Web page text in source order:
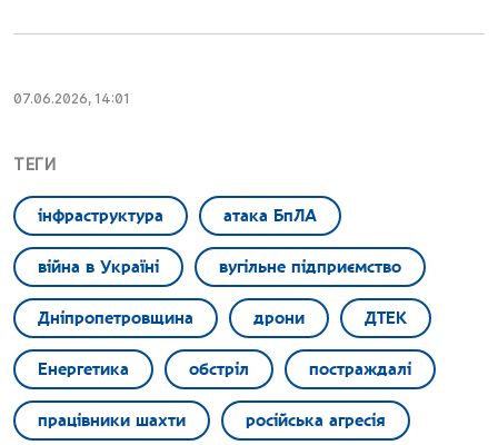
07.06.2026, 14:01
ТЕГИ
інфраструктура атака БпЛА
війна в Україні вугільне підприємство
Дніпропетровщина дрони ДТЕК
Енергетика обстріл постраждалі
працівники шахти російська агресія